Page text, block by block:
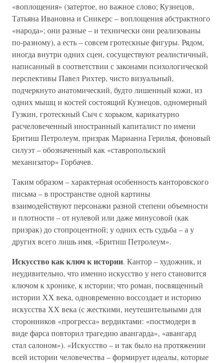
«воплощения» (затертое, но важное слово; Кузнецов,
Татьяна Ивановна и Сникерс – воплощения абстрактного
«народа»; они разные – и технически они реализованы
по-разному), а есть – совсем гротескные фигуры. Рядом,
иногда внутри одних сцен, сосуществуют реалистичный,
написанный в соответствии с законами психологической
перспективы Павел Рихтер, чисто визуальный,
подчеркнуто анатомический, будто лишенный кожи, из
одних мышц и костей состоящий Кузнецов, одномерный
Гузкин, гротескный Сыч с хорьком, карикатурно
расчеловеченный иностранный капиталист по имени
Бритиш Петролеум, призрак Марианна Герилья, фоновый
силуэт – обозначенный как «ставропольский
механизатор» Горбачев.
Таким образом – характерная особенность канторовского
письма – в пространстве одной картины
взаимодействуют персонажи разной степени объемности
и плотности – от нулевой или даже минусовой (как
призрак) до стопроцентной; у одних есть судьба – а у
других всего лишь имя, «Бритиш Петролеум».
Искусство как ключ к истории. Кантор – художник, и
неудивительно, что именно искусство у него становится
ключом к хронике, к истории; что роман, посвященный
истории ХХ века, одновременно воссоздает и историю
искусства ХХ века (с жесткими, неутешительными для
сторонников «прогресса» вердиктами: «постмодерн в
виде фарса повторил трагедию авангарда», «авангард
стал салоном»). «Искусство – и так было на протяжении
всей истории человечества – формирует идеалы, которые